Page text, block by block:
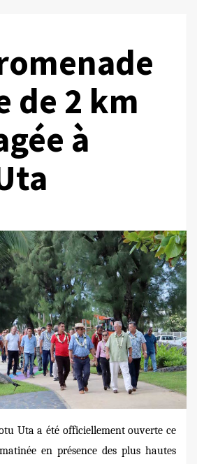
de 2 km
à
Uta a été officiellement ouverte ce
en présence des plus hautes